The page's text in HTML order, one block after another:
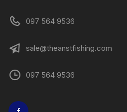
097 564 9536
sale@theanstfishing.com
097 564 9536